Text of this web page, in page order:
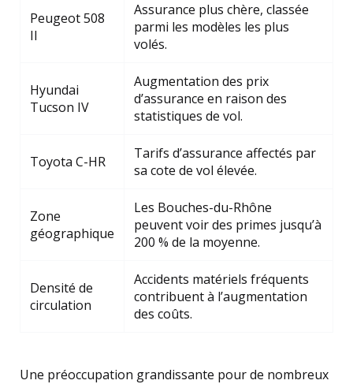
Peugeot 508
II
Assurance plus chère, classée
parmi les modèles les plus
volés.
Hyundai
Tucson IV
Augmentation des prix
d’assurance en raison des
statistiques de vol.
Toyota C-HR
Tarifs d’assurance affectés par
sa cote de vol élevée.
Zone
géographique
Les Bouches-du-Rhône
peuvent voir des primes jusqu’à
200 % de la moyenne.
Densité de
circulation
Accidents matériels fréquents
contribuent à l’augmentation
des coûts.
Une préoccupation grandissante pour de nombreux